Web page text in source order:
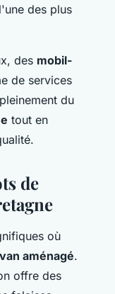
des plus
des mobil-
de services
du
tout en
de
où
van aménagé.
offre des